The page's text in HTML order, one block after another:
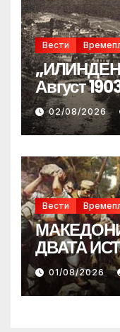
Вести
Август
02/08/2026
Вести
ДВАТА
01/08/2026